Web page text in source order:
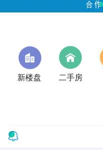
新楼盘 二手房